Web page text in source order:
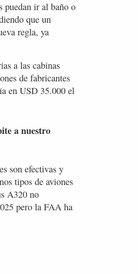
puedan ir al baño o
que un
regla, ya
a las cabinas
de fabricantes
en USD 35.000 el
a nuestro
son efectivas y
tipos de aviones
A320 no
pero la FAA ha